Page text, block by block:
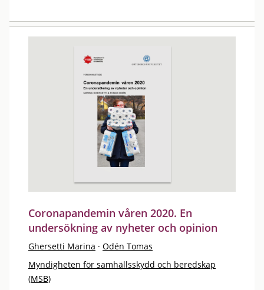
Coronapandemin våren 2020. En
undersökning av nyheter och opinion
Ghersetti Marina · Odén Tomas
Myndigheten för samhällsskydd och beredskap
(MSB)